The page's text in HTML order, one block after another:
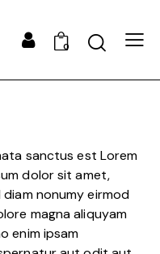
0
sanctus est Lorem
dolor sit amet,
nonumy eirmod
magna aliquyam
enim ipsam